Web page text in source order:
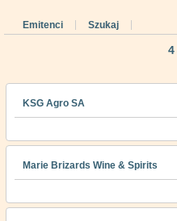
Emitenci Szukaj
4
KSG Agro SA
Marie Brizards Wine & Spirits